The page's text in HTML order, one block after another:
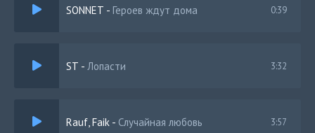
SONNET - Героев ждут дома 0:39
ST - Лопасти 3:32
Rauf, Faik - Случайная любовь 3:57